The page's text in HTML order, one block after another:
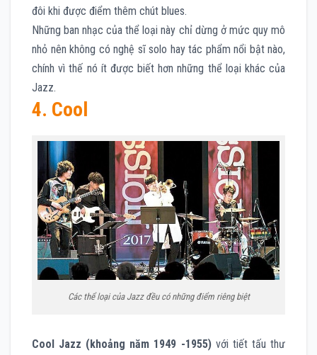
đôi khi được điểm thêm chút blues.
Những ban nhạc của thể loại này chỉ dừng ở mức quy mô
nhỏ nên không có nghệ sĩ solo hay tác phẩm nổi bật nào,
chính vì thế nó ít được biết hơn những thể loại khác của
Jazz.
4. Cool
Các thể loại của Jazz đều có những điểm riêng biệt
Cool Jazz (khoảng năm 1949 -1955)với tiết tấu thư